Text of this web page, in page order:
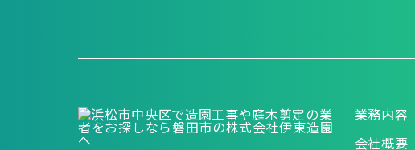
業務内容
会社概要